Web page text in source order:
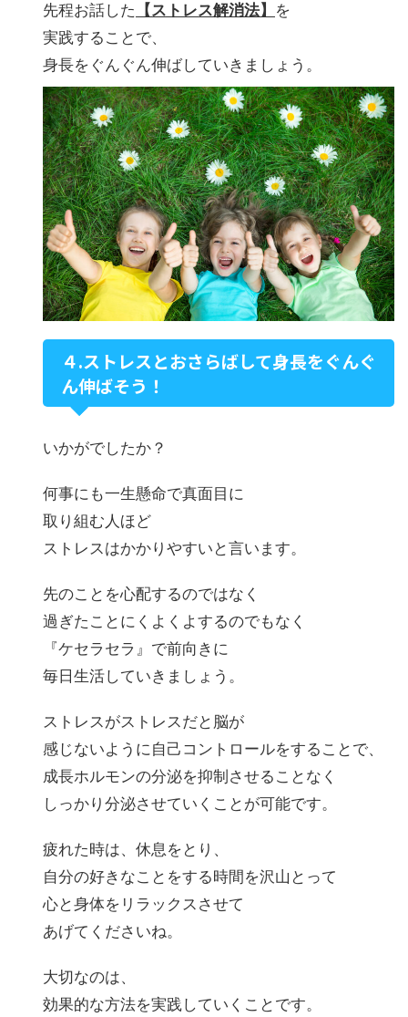
先程お話した 【ストレス解消法】 を
実践することで、
身長をぐんぐん伸ばしていきましょう。
４.ストレスとおさらばして身長をぐんぐ
ん伸ばそう！
いかがでしたか？
何事にも一生懸命で真面目に
取り組む人ほど
ストレスはかかりやすいと言います。
先のことを心配するのではなく
過ぎたことにくよくよするのでもなく
『ケセラセラ』で前向きに
毎日生活していきましょう。
ストレスがストレスだと脳が
感じないように自己コントロールをすることで、
成長ホルモンの分泌を抑制させることなく
しっかり分泌させていくことが可能です。
疲れた時は、休息をとり、
自分の好きなことをする時間を沢山とって
心と身体をリラックスさせて
あげてくださいね。
大切なのは、
効果的な方法を実践していくことです。